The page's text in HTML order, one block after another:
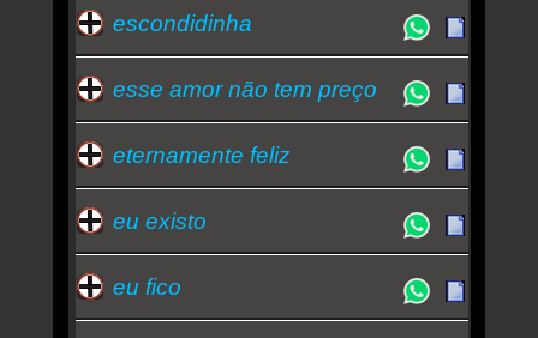
escondidinha
esse amor não tem preço
eternamente feliz
eu existo
eu fico